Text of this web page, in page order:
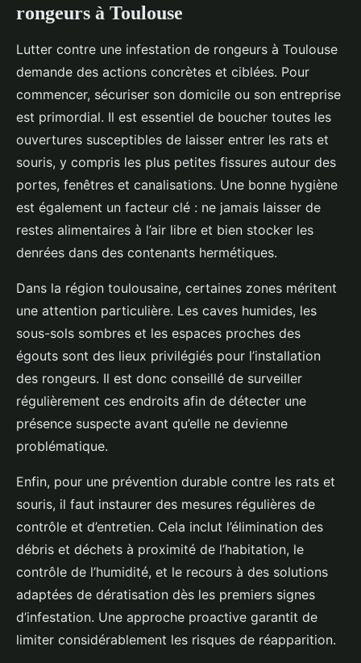
rongeurs à Toulouse
Lutter contre une infestation de rongeurs à Toulouse
demande des actions concrètes et ciblées. Pour
commencer, sécuriser son domicile ou son entreprise
est primordial. Il est essentiel de boucher toutes les
ouvertures susceptibles de laisser entrer les rats et
souris, y compris les plus petites fissures autour des
portes, fenêtres et canalisations. Une bonne hygiène
est également un facteur clé : ne jamais laisser de
restes alimentaires à l’air libre et bien stocker les
denrées dans des contenants hermétiques.
Dans la région toulousaine, certaines zones méritent
une attention particulière. Les caves humides, les
sous-sols sombres et les espaces proches des
égouts sont des lieux privilégiés pour l’installation
des rongeurs. Il est donc conseillé de surveiller
régulièrement ces endroits afin de détecter une
présence suspecte avant qu’elle ne devienne
problématique.
Enfin, pour une prévention durable contre les rats et
souris, il faut instaurer des mesures régulières de
contrôle et d’entretien. Cela inclut l’élimination des
débris et déchets à proximité de l’habitation, le
contrôle de l’humidité, et le recours à des solutions
adaptées de dératisation dès les premiers signes
d’infestation. Une approche proactive garantit de
limiter considérablement les risques de réapparition.